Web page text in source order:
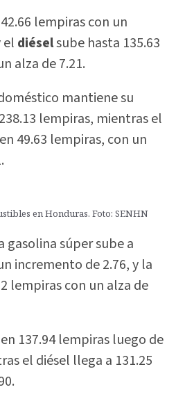
lempiras con un
el diéselsube hasta 135.63
alza de 7.21.
mantiene su
lempiras, mientras el
49.63 lempiras, con un
en Honduras. Foto: SENHN
gasolina súper sube a
incremento de 2.76, y la
lempiras con un alza de
137.94 lempiras luego de
el diésel llega a 131.25